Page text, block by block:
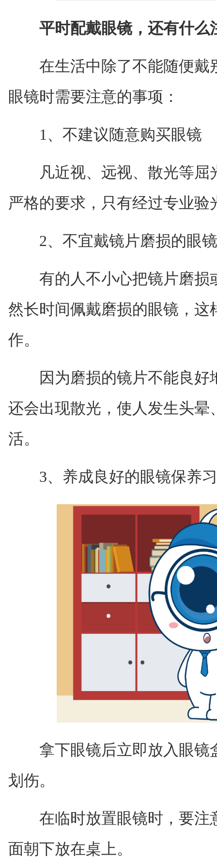
平时配戴眼镜，还有什么
在生活中除了不能随便戴
眼镜时需要注意的事项：
1、不建议随意购买眼镜
凡近视、远视、散光等屈
严格的要求，只有经过专业
2、不宜戴镜片磨损的眼镜
有的人不小心把镜片磨损
然长时间佩戴磨损的眼镜，
作。
因为磨损的镜片不能良好
还会出现散光，使人发生头
活。
3、养成良好的眼镜保养
拿下眼镜后立即放入眼镜
划伤。
在临时放置眼镜时，要注
面朝下放在桌上。